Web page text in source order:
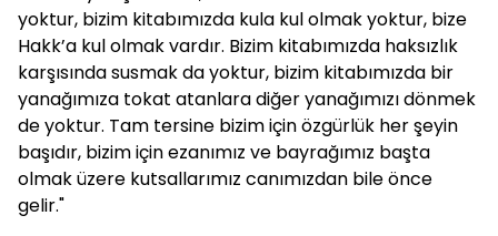
yoktur, bizim kitabımızda kula kul olmak yoktur, bize
Hakk’a kul olmak vardır. Bizim kitabımızda haksızlık
karşısında susmak da yoktur, bizim kitabımızda bir
yanağımıza tokat atanlara diğer yanağımızı dönmek
de yoktur. Tam tersine bizim için özgürlük her şeyin
başıdır, bizim için ezanımız ve bayrağımız başta
olmak üzere kutsallarımız canımızdan bile önce
gelir."